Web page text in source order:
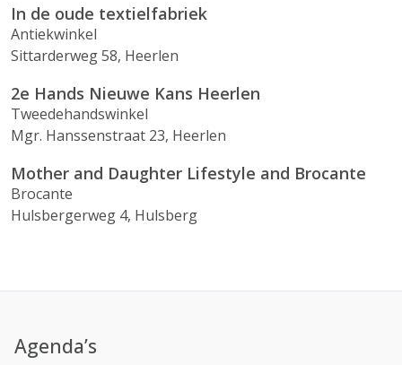
In de oude textielfabriek
Antiekwinkel
Sittarderweg 58, Heerlen
2e Hands Nieuwe Kans Heerlen
Tweedehandswinkel
Mgr. Hanssenstraat 23, Heerlen
Mother and Daughter Lifestyle and Brocante
Brocante
Hulsbergerweg 4, Hulsberg
Agenda’s